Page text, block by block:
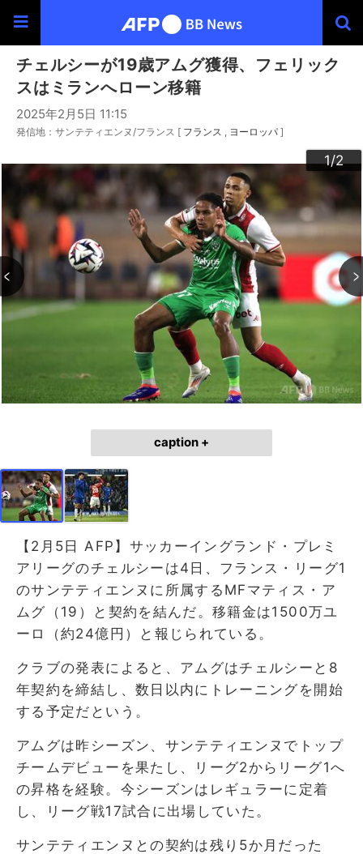
チェルシーが19歳アムグ獲得、フェリック
スはミランへローン移籍
2025年2月5日 11:15
発信地：サンテティエンヌ/フランス [ フランス ヨーロッパ ]
1/2
2/2
caption +
【2月5日 AFP】サッカーイングランド・プレミ
アリーグのチェルシーは4日、フランス・リーグ1
のサンテティエンヌに所属するMFマティス・ア
ムグ（19）と契約を結んだ。移籍金は1500万ユ
ーロ（約24億円）と報じられている。
クラブの発表によると、アムグはチェルシーと8
年契約を締結し、数日以内にトレーニングを開始
する予定だという。
アムグは昨シーズン、サンテティエンヌでトップ
チームデビューを果たし、リーグ2からリーグ1へ
の昇格を経験。今シーズンはレギュラーに定着
し、リーグ戦17試合に出場していた。
サンテティエンヌとの契約は残り5か月だった